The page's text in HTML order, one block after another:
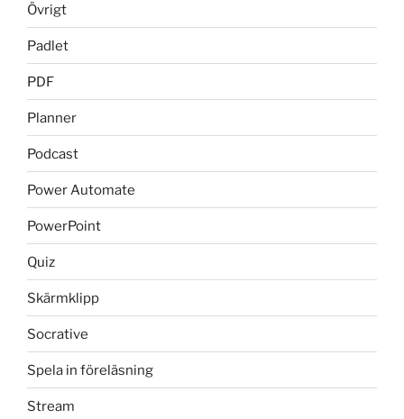
Övrigt
Padlet
PDF
Planner
Podcast
Power Automate
PowerPoint
Quiz
Skärmklipp
Socrative
Spela in föreläsning
Stream